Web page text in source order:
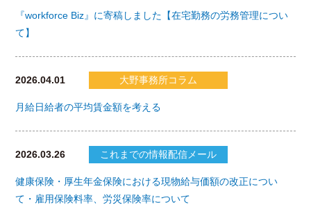
『workforce Biz』に寄稿しました【在宅勤務の労務管理につい
て】
2026.04.01 大野事務所コラム
月給日給者の平均賃金額を考える
2026.03.26 これまでの情報配信メール
健康保険・厚生年金保険における現物給与価額の改正につい
て・雇用保険料率、労災保険率について